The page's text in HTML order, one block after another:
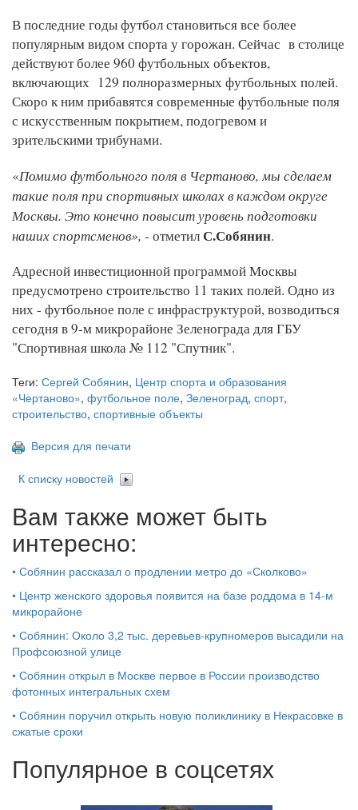
В последние годы футбол становиться все более
популярным видом спорта у горожан. Сейчас в столице
действуют более 960 футбольных объектов,
включающих 129 полноразмерных футбольных полей.
Скоро к ним прибавятся современные футбольные поля
с искусственным покрытием, подогревом и
зрительскими трибунами.
«Помимо футбольного поля в Чертаново, мы сделаем
такие поля при спортивных школах в каждом округе
Москвы. Это конечно повысит уровень подготовки
наших спортсменов», - отметилС.Собянин.
Адресной инвестиционной программой Москвы
предусмотрено строительство 11 таких полей. Одно из
них - футбольное поле с инфраструктурой, возводиться
сегодня в 9-м микрорайоне Зеленограда для ГБУ
"Спортивная школа № 112 "Спутник".
Теги: Сергей Собянин, Центр спорта и образования
«Чертаново», футбольное поле, Зеленоград, спорт,
строительство, спортивные объекты
Версия для печати
К списку новостей
Вам также может быть
интересно:
• Собянин рассказал о продлении метро до «Сколково»
• Центр женского здоровья появится на базе роддома в 14-м
микрорайоне
• Собянин: Около 3,2 тыс. деревьев-крупномеров высадили на
Профсоюзной улице
• Собянин открыл в Москве первое в России производство
фотонных интегральных схем
• Собянин поручил открыть новую поликлинику в Некрасовке в
сжатые сроки
Популярное в соцсетях